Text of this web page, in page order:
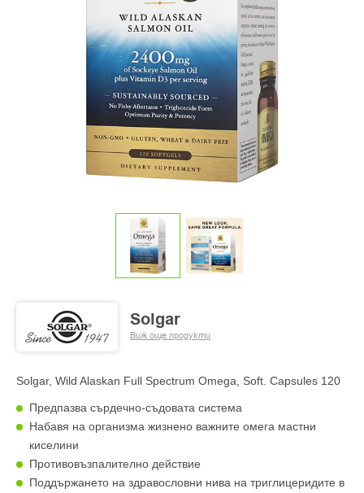
Solgar
Виж още продукти
Solgar, Wild Alaskan Full Spectrum Omega, Soft. Capsules 120
Предпазва сърдечно-съдовата система
Набавя на организма жизнено важните омега мастни
киселини
Противовъзпалително действие
Поддържането на здравословни нива на триглицеридите в